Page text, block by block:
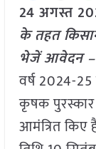
24 अगस्त
के तहत
भेजें आवेदन
वर्ष 2024-
कृषक
आमंत्रित